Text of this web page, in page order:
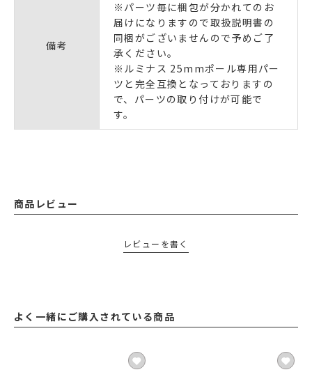
備考
※パーツ毎に梱包が分かれてのお
届けになりますので取扱説明書の
同梱がございませんので予めご了
承ください。
※ルミナス 25mmポール専用パー
ツと完全互換となっておりますの
で、パーツの取り付けが可能で
す。
商品レビュー
レビューを書く
よく一緒にご購入されている商品